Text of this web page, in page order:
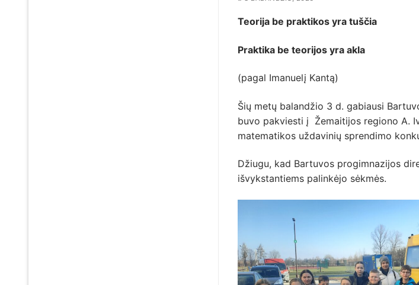
Teorija be praktikos yra tuščia
Praktika be teorijos yra akla
(pagal Imanuelį Kantą)
Šių metų balandžio 3 d. gabiausi
buvo pakviesti į Žemaitijos regiono A.
matematikos uždavinių sprendimo
Džiugu, kad Bartuvos progimnazijos
išvykstantiems palinkėjo sėkmės.